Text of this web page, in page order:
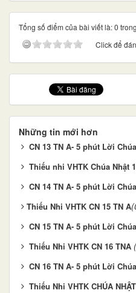
Tổng số điểm của bài viết là: 0
Click để
Những tin mới hơn
CN 13 TN A- 5 phút Lời
Thiếu nhi VHTK Chúa Nhật
CN 14 TN A- 5 phút Lời
​Thiếu Nhi VHTK CN 15 TN A​
CN 15 TN A- 5 phút Lời
Thiếu Nhi VHTK CN 16 TNA
CN 16 TN A- 5 phút Lời
Thiếu Nhi VHTK CHÚA